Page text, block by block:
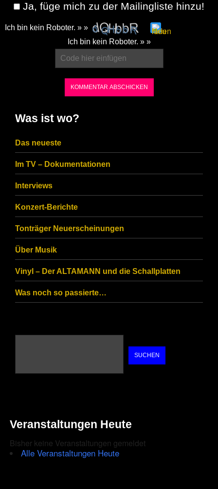
Ja, füge mich zu der Mailingliste hinzu!
Ich bin kein Roboter. » »
CAPTCHA
ensure
that
you
are
human.
Ich bin kein Roboter. » »
Was ist wo?
Das neueste
Im TV – Dokumentationen
Interviews
Konzert-Berichte
Tonträger Neuerscheinungen
Über Musik
Vinyl – Der ALTAMANN und die Schallplatten
Was noch so passierte…
SUCHEN
Veranstaltungen Heute
Bisher keine Veranstaltungen gemeldet
Alle Veranstaltungen Heute